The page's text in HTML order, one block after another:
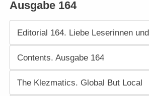
Ausgabe 164
Editorial 164. Liebe Leserinnen
Contents. Ausgabe 164
The Klezmatics. Global But Local